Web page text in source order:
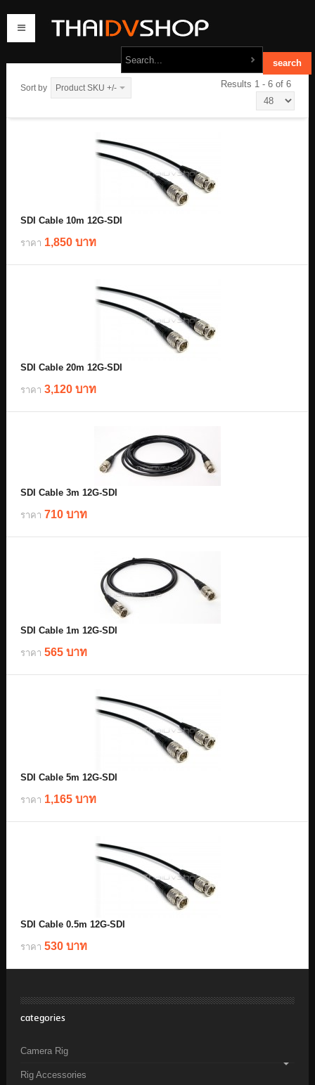
contact us
Sort by Product SKU +/- Results 1 - 6 of 6
SDI Cable 10m 12G-SDI
ราคา 1,850 บาท
SDI Cable 20m 12G-SDI
ราคา 3,120 บาท
SDI Cable 3m 12G-SDI
ราคา 710 บาท
SDI Cable 1m 12G-SDI
ราคา 565 บาท
SDI Cable 5m 12G-SDI
ราคา 1,165 บาท
SDI Cable 0.5m 12G-SDI
ราคา 530 บาท
categories
Camera Rig
Rig Accessories